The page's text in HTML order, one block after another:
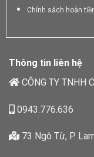
Chính sách hoàn
Thông tin liên hệ
CÔNG TY TNHH
0943.776.636
73 Ngô Từ, P